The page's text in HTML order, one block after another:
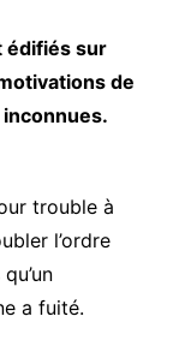
édifiés sur
de
trouble à
l’ordre
a fuité.